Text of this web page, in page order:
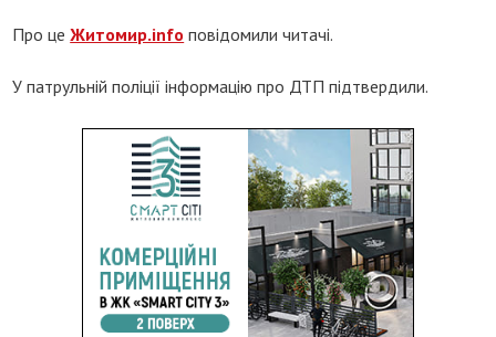
Про цеЖитомир.info повідомили читачі.
У патрульній поліції інформацію про ДТП підтвердили.